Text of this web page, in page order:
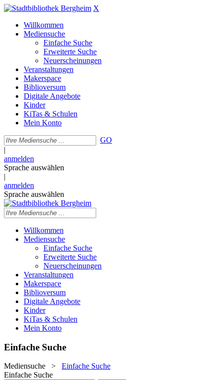
X
Willkommen
Mediensuche
Einfache Suche
Erweiterte Suche
Neuerscheinungen
Veranstaltungen
Makerspace
Biblioversum
Digitale Angebote
Kinder
KiTas & Schulen
Mein Konto
GO
|
anmelden
Sprache auswählen
|
anmelden
Sprache auswählen
Willkommen
Mediensuche
Einfache Suche
Erweiterte Suche
Neuerscheinungen
Veranstaltungen
Makerspace
Biblioversum
Digitale Angebote
Kinder
KiTas & Schulen
Mein Konto
Einfache Suche
Mediensuche > Einfache Suche
Einfache Suche